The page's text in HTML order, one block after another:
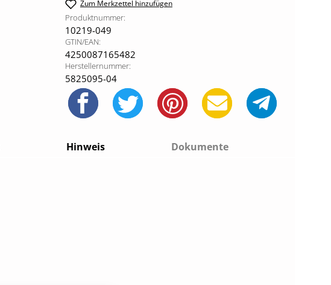
Zum Merkzettel hinzufügen
Produktnummer:
10219-049
GTIN/EAN:
4250087165482
Herstellernummer:
5825095-04
Hinweis Dokumente